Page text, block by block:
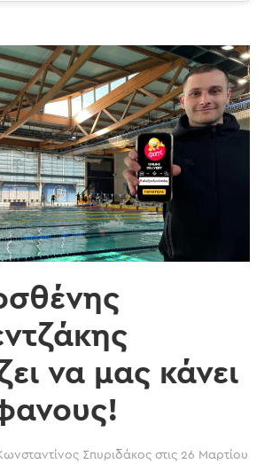
να μας κάνει
Σπυριδάκος στις 26 Μαρτίου